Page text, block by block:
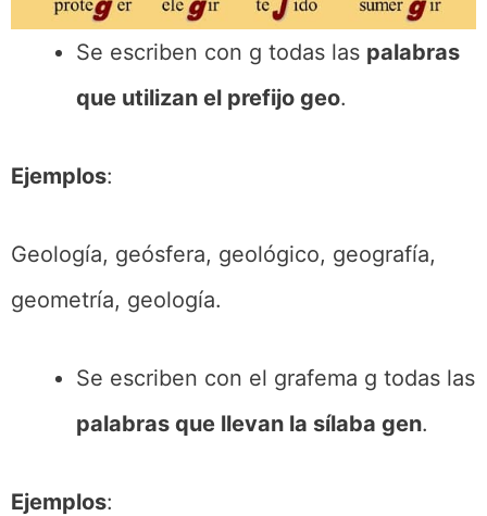
Se escriben con g todas las palabras
que utilizan el prefijo geo.
Ejemplos:
Geología, geósfera, geológico, geografía,
geometría, geología.
Se escriben con el grafema g todas las
palabras que llevan la sílaba gen.
Ejemplos: